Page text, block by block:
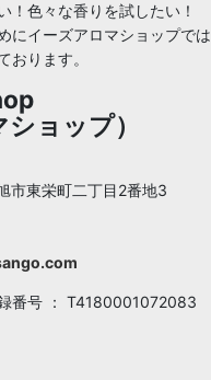
！色々な香りを試したい！
にイーズアロマショップで
おります。
ョップ）
市東栄町二丁目2番地3
番号 ： T4180001072083